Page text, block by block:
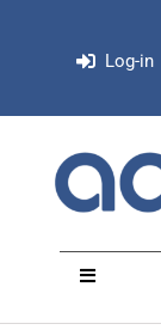
Log-in
Toggle